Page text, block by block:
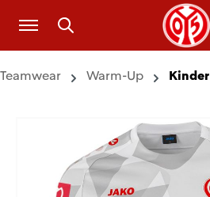
Zum Hauptinhalt springen
Teamwear Warm-Up Kinder